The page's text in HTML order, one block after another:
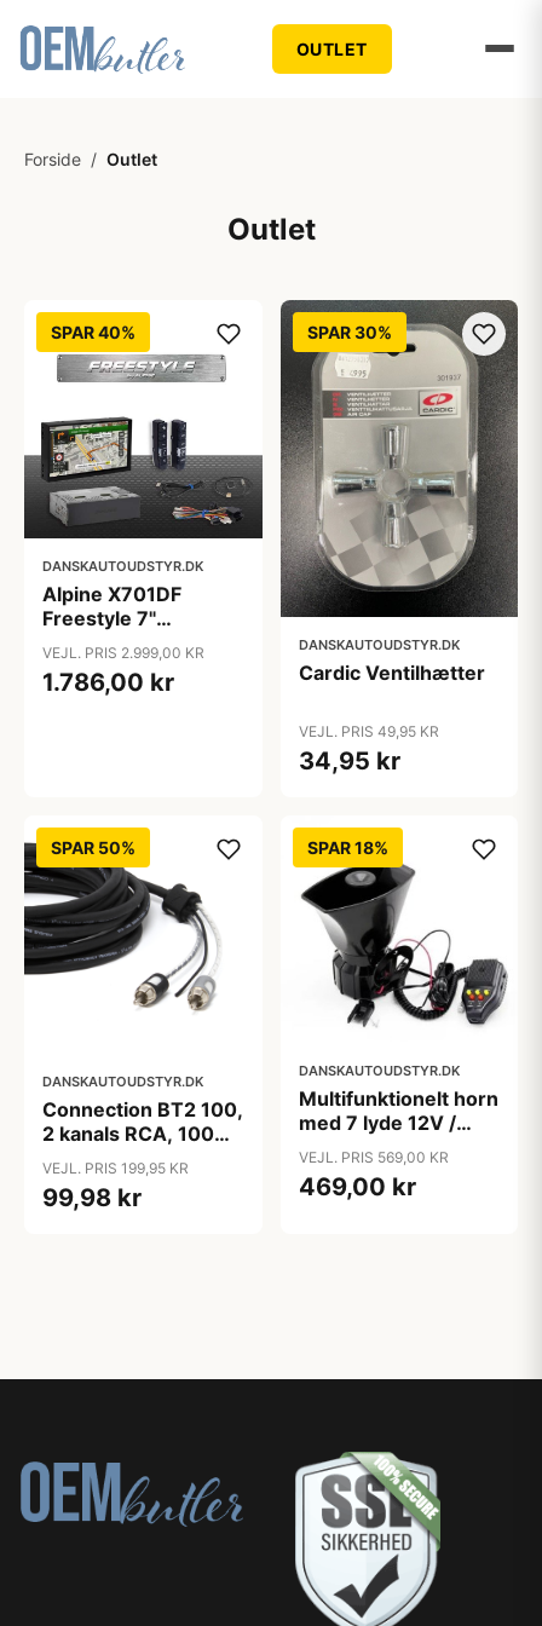
OUTLET
Forside / Outlet
Outlet
SPAR 40%
DANSKAUTOUDSTYR.DK
Alpine X701DF
Freestyle 7"
navigation
VEJL. PRIS 2.999,00 KR
1.786,00 kr
SPAR 30%
DANSKAUTOUDSTYR.DK
Cardic Ventilhætter
VEJL. PRIS 49,95 KR
34,95 kr
SPAR 50%
DANSKAUTOUDSTYR.DK
Connection BT2 100,
2 kanals RCA, 100
cm, High efficency
kabel
VEJL. PRIS 199,95 KR
99,98 kr
SPAR 18%
DANSKAUTOUDSTYR.DK
Multifunktionelt horn
med 7 lyde 12V /
100W
VEJL. PRIS 569,00 KR
469,00 kr